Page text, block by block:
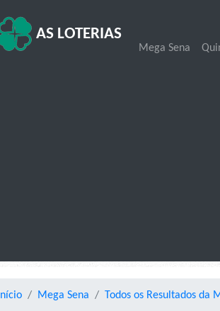
AS LOTERIAS
Mega Sena
Início Mega Sena Todos os Resultados da